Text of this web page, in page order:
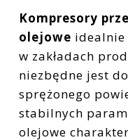
Kompresory
olejowe idealnie
w zakładach
niezbędne jest
sprężonego
stabilnych
olejowe